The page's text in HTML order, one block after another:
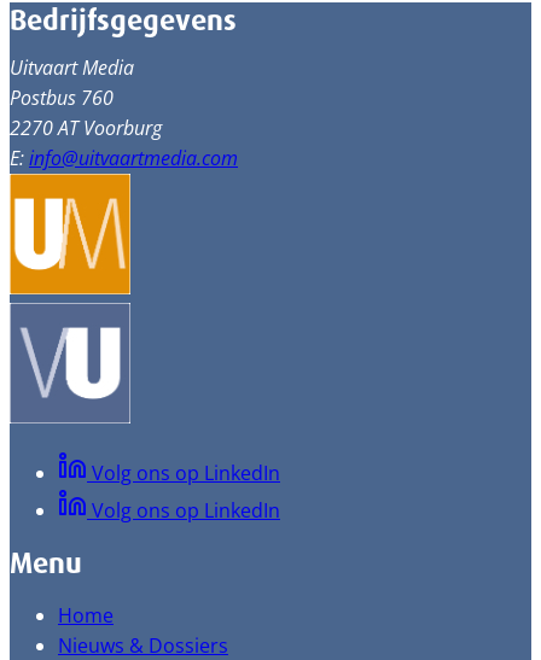
Bedrijfsgegevens
Uitvaart Media
Postbus 760
2270 AT Voorburg
E:info@uitvaartmedia.com
Volg ons op LinkedIn
Volg ons op LinkedIn
Menu
Home
Nieuws & Dossiers